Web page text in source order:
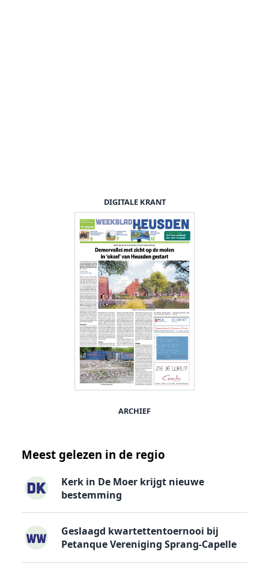
DIGITALE KRANT
ARCHIEF
Meest gelezen in de regio
Kerk in De Moer krijgt nieuwe
bestemming
Geslaagd kwartettentoernooi bij
Petanque Vereniging Sprang-Capelle